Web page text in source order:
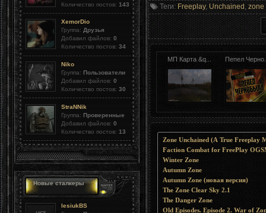
Количество постов: 143
XemorDio
Группа: Друзья
Добавил файлов: 0
Количество постов: 34
Niko
Группа: Пользователи
Добавил файлов: 0
Количество постов: 30
StraNNik
Группа: Проверенные
Добавил файлов: 0
Количество постов: 13
Новые сталкеры
lesiukBS
Теги: Freeplay, Unchained zone
МП Карта &q... Пепел
Zone Unchained (A True Freeplay
Faction Combat for FreePlay
Winter Zone
Autumn Zone
Autumn Zone (новая версия)
The Zone Clear Sky 2.1
The Danger Zone
Old Episodes. Episode 2. War of